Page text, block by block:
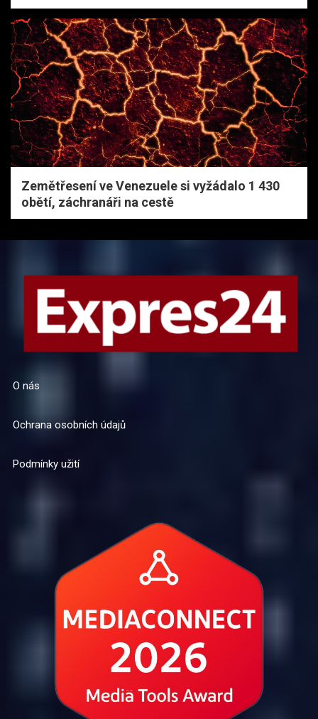
Zemětřesení ve Venezuele si vyžádalo 1 430
obětí, záchranáři na cestě
O nás
Ochrana osobních údajů
Podmínky užití